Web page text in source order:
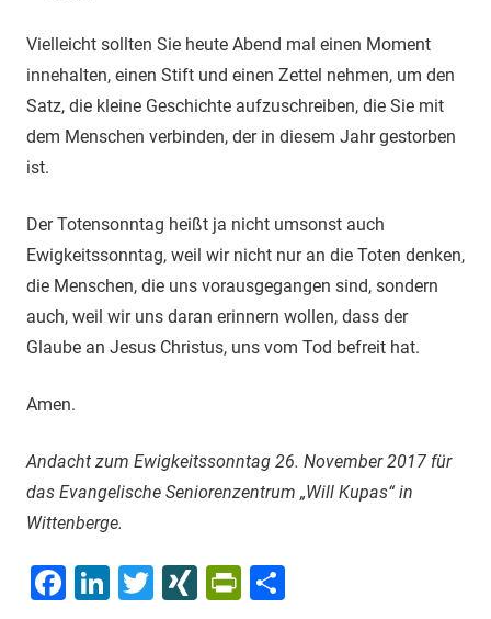
Vielleicht sollten Sie heute Abend mal einen Moment
innehalten, einen Stift und einen Zettel nehmen, um den
Satz, die kleine Geschichte aufzuschreiben, die Sie mit
dem Menschen verbinden, der in diesem Jahr gestorben
ist.
Der Totensonntag heißt ja nicht umsonst auch
Ewigkeitssonntag, weil wir nicht nur an die Toten denken,
die Menschen, die uns vorausgegangen sind, sondern
auch, weil wir uns daran erinnern wollen, dass der
Glaube an Jesus Christus, uns vom Tod befreit hat.
Amen.
Andacht zum Ewigkeitssonntag 26. November 2017 für
das Evangelische Seniorenzentrum „Will Kupas“ in
Wittenberge.
Facebook
LinkedIn
Twitter
XINGPrintFriendly